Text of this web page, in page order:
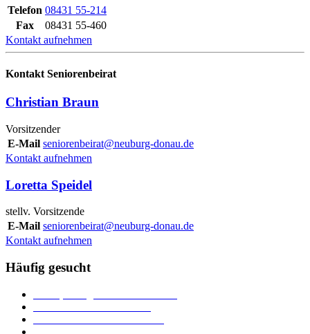
Telefon 08431 55-214
Fax
08431 55-460
Kontakt aufnehmen
Kontakt Seniorenbeirat
Christian Braun
Vorsitzender
E-Mail seniorenbeirat@neuburg-donau.de
Kontakt aufnehmen
Loretta Speidel
stellv. Vorsitzende
E-Mail seniorenbeirat@neuburg-donau.de
Kontakt aufnehmen
Häufig gesucht